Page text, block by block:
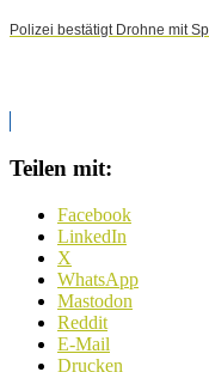
Polizei bestätigt Drohne mit
Teilen mit:
Facebook
LinkedIn
X
WhatsApp
Mastodon
Reddit
E-Mail
Drucken